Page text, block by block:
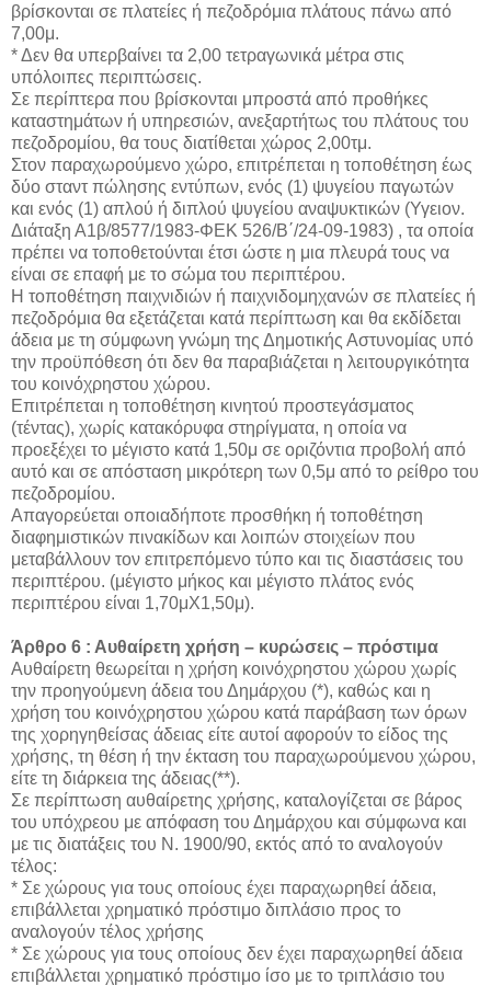
βρίσκονται σε πλατείες ή πεζοδρόμια πλάτους πάνω από
7,00μ.
* Δεν θα υπερβαίνει τα 2,00 τετραγωνικά μέτρα στις
υπόλοιπες περιπτώσεις.
Σε περίπτερα που βρίσκονται μπροστά από προθήκες
καταστημάτων ή υπηρεσιών, ανεξαρτήτως του πλάτους του
πεζοδρομίου, θα τους διατίθεται χώρος 2,00τμ.
Στον παραχωρούμενο χώρο, επιτρέπεται η τοποθέτηση έως
δύο σταντ πώλησης εντύπων, ενός (1) ψυγείου παγωτών
και ενός (1) απλού ή διπλού ψυγείου αναψυκτικών (Υγειον.
Διάταξη Α1β/8577/1983-ΦΕΚ 526/Β΄/24-09-1983) , τα οποία
πρέπει να τοποθετούνται έτσι ώστε η μια πλευρά τους να
είναι σε επαφή με το σώμα του περιπτέρου.
Η τοποθέτηση παιχνιδιών ή παιχνιδομηχανών σε πλατείες ή
πεζοδρόμια θα εξετάζεται κατά περίπτωση και θα εκδίδεται
άδεια με τη σύμφωνη γνώμη της Δημοτικής Αστυνομίας υπό
την προϋπόθεση ότι δεν θα παραβιάζεται η λειτουργικότητα
του κοινόχρηστου χώρου.
Επιτρέπεται η τοποθέτηση κινητού προστεγάσματος
(τέντας), χωρίς κατακόρυφα στηρίγματα, η οποία να
προεξέχει το μέγιστο κατά 1,50μ σε οριζόντια προβολή από
αυτό και σε απόσταση μικρότερη των 0,5μ από το ρείθρο του
πεζοδρομίου.
Απαγορεύεται οποιαδήποτε προσθήκη ή τοποθέτηση
διαφημιστικών πινακίδων και λοιπών στοιχείων που
μεταβάλλουν τον επιτρεπόμενο τύπο και τις διαστάσεις του
περιπτέρου. (μέγιστο μήκος και μέγιστο πλάτος ενός
περιπτέρου είναι 1,70μΧ1,50μ).
Άρθρο 6 : Αυθαίρετη χρήση – κυρώσεις – πρόστιμα
Αυθαίρετη θεωρείται η χρήση κοινόχρηστου χώρου χωρίς
την προηγούμενη άδεια του Δημάρχου (*), καθώς και η
χρήση του κοινόχρηστου χώρου κατά παράβαση των όρων
της χορηγηθείσας άδειας είτε αυτοί αφορούν το είδος της
χρήσης, τη θέση ή την έκταση του παραχωρούμενου χώρου,
είτε τη διάρκεια της άδειας(**).
Σε περίπτωση αυθαίρετης χρήσης, καταλογίζεται σε βάρος
του υπόχρεου με απόφαση του Δημάρχου και σύμφωνα και
με τις διατάξεις του Ν. 1900/90, εκτός από το αναλογούν
τέλος:
* Σε χώρους για τους οποίους έχει παραχωρηθεί άδεια,
επιβάλλεται χρηματικό πρόστιμο διπλάσιο προς το
αναλογούν τέλος χρήσης
* Σε χώρους για τους οποίους δεν έχει παραχωρηθεί άδεια
επιβάλλεται χρηματικό πρόστιμο ίσο με το τριπλάσιο του